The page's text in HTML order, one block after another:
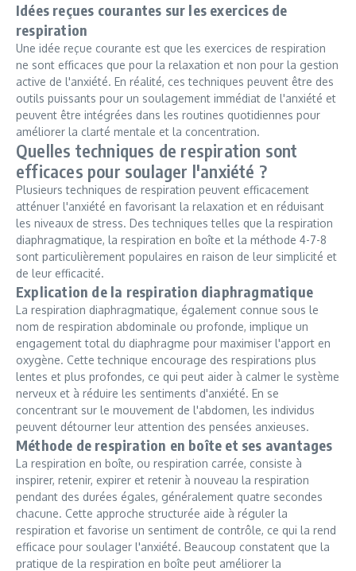
Idées reçues courantes sur les exercices de
respiration
Une idée reçue courante est que les exercices de respiration
ne sont efficaces que pour la relaxation et non pour la gestion
active de l'anxiété. En réalité, ces techniques peuvent être des
outils puissants pour un soulagement immédiat de l'anxiété et
peuvent être intégrées dans les routines quotidiennes pour
améliorer la clarté mentale et la concentration.
Quelles techniques de respiration sont
efficaces pour soulager l'anxiété ?
Plusieurs techniques de respiration peuvent efficacement
atténuer l'anxiété en favorisant la relaxation et en réduisant
les niveaux de stress. Des techniques telles que la respiration
diaphragmatique, la respiration en boîte et la méthode 4-7-8
sont particulièrement populaires en raison de leur simplicité et
de leur efficacité.
Explication de la respiration diaphragmatique
La respiration diaphragmatique, également connue sous le
nom de respiration abdominale ou profonde, implique un
engagement total du diaphragme pour maximiser l'apport en
oxygène. Cette technique encourage des respirations plus
lentes et plus profondes, ce qui peut aider à calmer le système
nerveux et à réduire les sentiments d'anxiété. En se
concentrant sur le mouvement de l'abdomen, les individus
peuvent détourner leur attention des pensées anxieuses.
Méthode de respiration en boîte et ses avantages
La respiration en boîte, ou respiration carrée, consiste à
inspirer, retenir, expirer et retenir à nouveau la respiration
pendant des durées égales, généralement quatre secondes
chacune. Cette approche structurée aide à réguler la
respiration et favorise un sentiment de contrôle, ce qui la rend
efficace pour soulager l'anxiété. Beaucoup constatent que la
pratique de la respiration en boîte peut améliorer la